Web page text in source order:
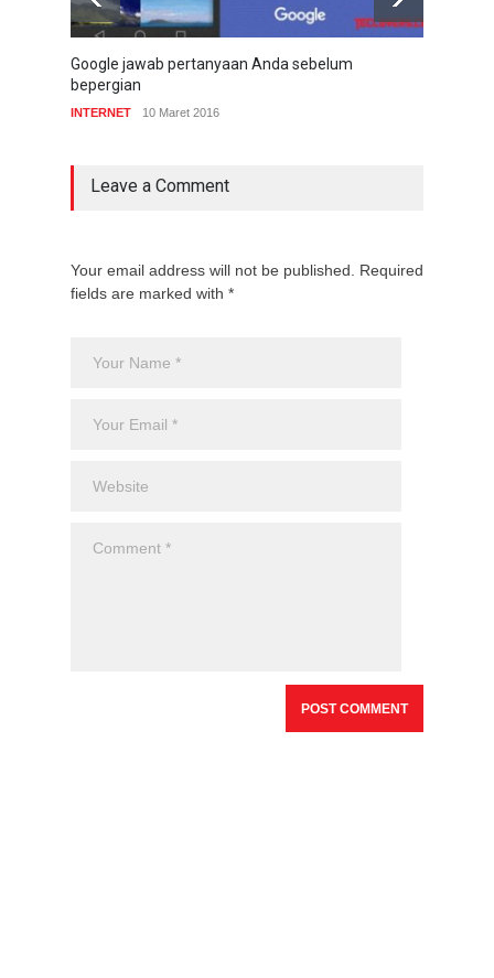
Google jawab pertanyaan Anda sebelum
bepergian
INTERNET 10 Maret 2016
Leave a Comment
Your email address will not be published. Required
fields are marked with *